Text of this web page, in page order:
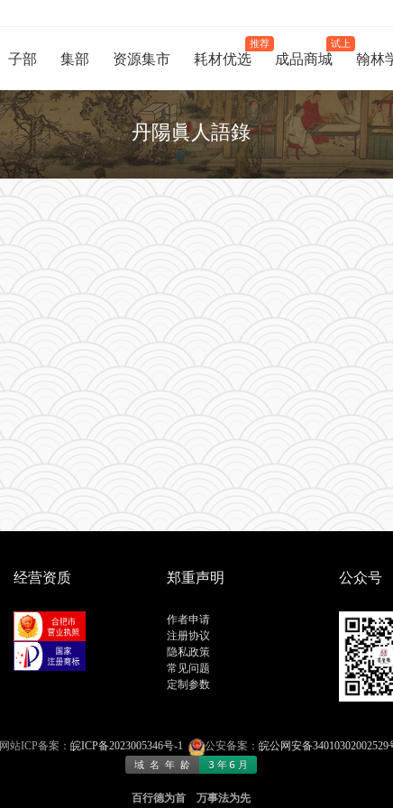
子部 集部 资源集市 耗材优选
推荐
成品商城
试上
翰林
丹陽眞人語錄
经营资质 郑重声明
作者申请
注册协议
隐私政策
常见问题
定制参数
公众号
网站ICP备案： 皖ICP备2023005346号-1 公安备案： 皖公网安备34010302002529
百行德为首 万事法为先